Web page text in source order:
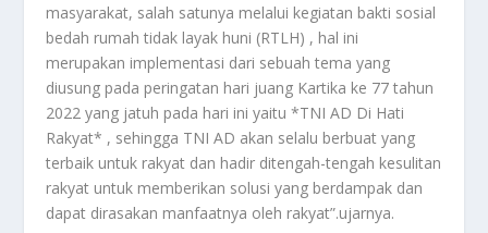
masyarakat, salah satunya melalui kegiatan bakti sosial
bedah rumah tidak layak huni (RTLH) , hal ini
merupakan implementasi dari sebuah tema yang
diusung pada peringatan hari juang Kartika ke 77 tahun
2022 yang jatuh pada hari ini yaitu *TNI AD Di Hati
Rakyat* , sehingga TNI AD akan selalu berbuat yang
terbaik untuk rakyat dan hadir ditengah-tengah kesulitan
rakyat untuk memberikan solusi yang berdampak dan
dapat dirasakan manfaatnya oleh rakyat”.ujarnya.